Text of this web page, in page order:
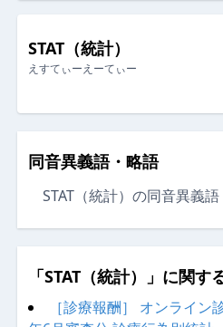
STAT（統計）
えすてぃーえーてぃー
同音異義語・略語
STAT（統計）の同音異義
「STAT（統計）」に関す
［診療報酬］ オンライ